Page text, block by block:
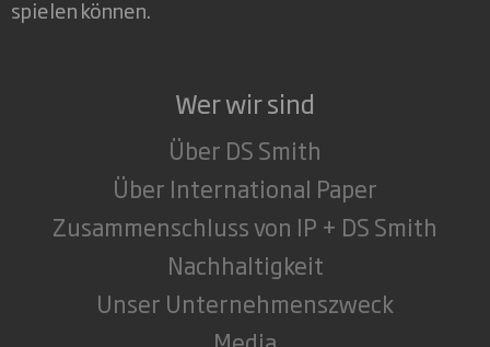
spielen können.
Wer wir sind
Über DS Smith
Über International Paper
Zusammenschluss von IP + DS Smith
Nachhaltigkeit
Unser Unternehmenszweck